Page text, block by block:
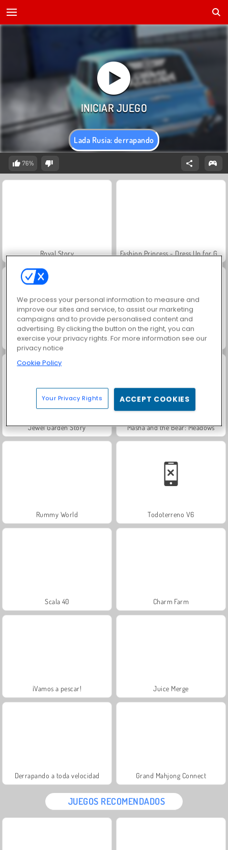
Lada Rusia: derrapando
76%
Royal Story Fashion Princess - Dress Up for Girls
Farm Merge Valley Derrape de automóviles
Jewel Garden Story Masha and the Bear: Meadows
Rummy World Todoterreno V6
Scala 40 Charm Farm
¡Vamos a pescar! Juice Merge
Derrapando a toda velocidad Grand Mahjong Connect
JUEGOS RECOMENDADOS
We process your personal information to measure and
improve our sites and service, to assist our marketing
campaigns and to provide personalised content and
advertising. By clicking the button on the right, you can
exercise your privacy rights. For more information see our
privacy notice
Cookie Policy
Your Privacy Rights ACCEPT COOKIES